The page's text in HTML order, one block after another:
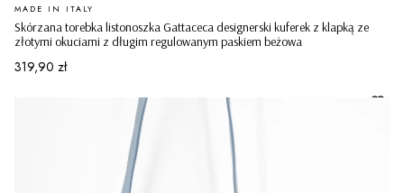
Skórzana torebka listonoszka Gattaceca designerski kuferek z klapką ze
złotymi okuciami z długim regulowanym paskiem beżowa
PRODUCENT
MADE IN ITALY
Cena
319,90 zł